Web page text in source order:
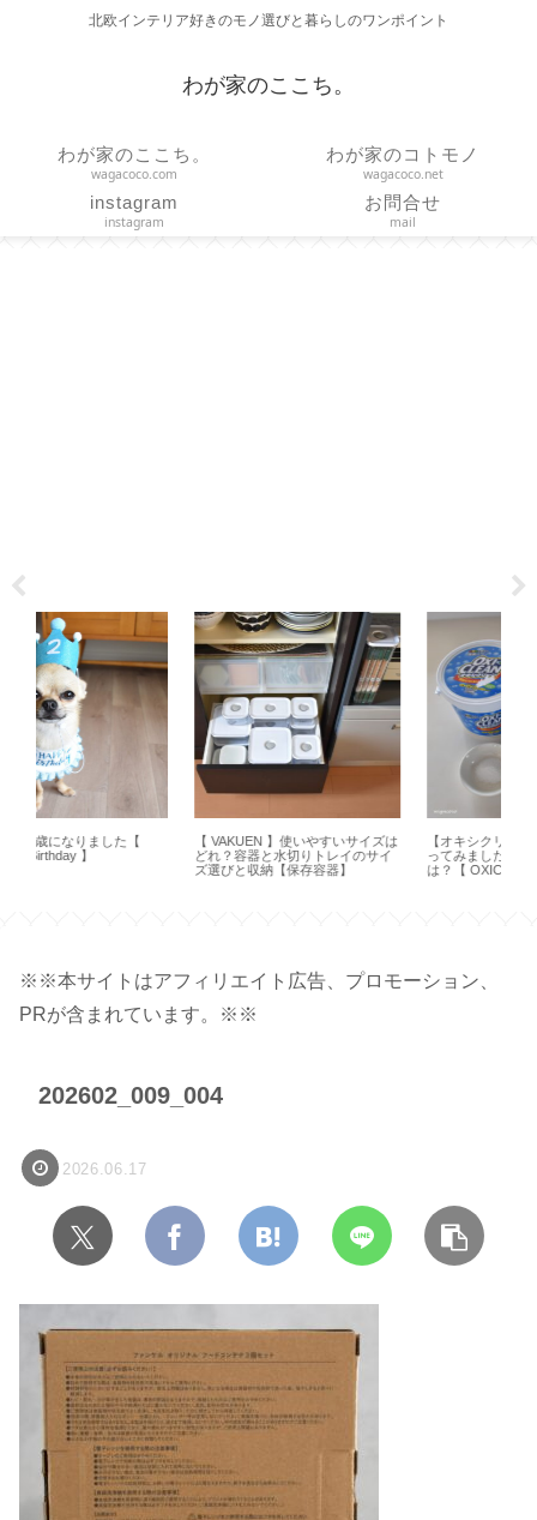
北欧インテリア好きのモノ選びと暮らしのワンポイント
わが家のここち。
わが家のここち。
wagacoco.com
わが家のコトモノ
wagacoco.net
instagram
instagram
お問合せ
mail
【 VAKUEN 】使いやすいサイズは
どれ？容器と水切りトレイのサイ
ズ選びと収納【保存容器】
【オキシクリーン】アメリカ版使
ってみました！日本版との違い
は？【 OXICLEAN 】
※※本サイトはアフィリエイト広告、プロモーション、
PRが含まれています。※※
202602_009_004
2026.06.17